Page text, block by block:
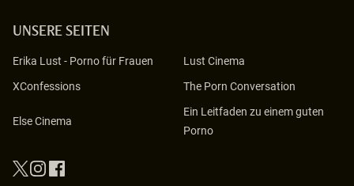
UNSERE SEITEN
Erika Lust - Porno für Frauen
Lust Cinema
XConfessions
The Porn Conversation
Else Cinema
Ein Leitfaden zu einem guten
Porno